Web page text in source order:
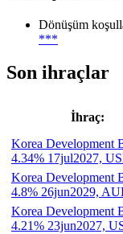
Dönüşüm
***
Son ihraçlar
İhraç:
Korea Development
4.34% 17jul2027,
Korea Development
4.8% 26jun2029,
Korea Development
4.21% 23jun2027,